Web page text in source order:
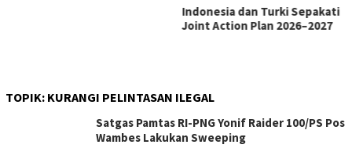
Satgas PRR Pacu Realisasi
Tambahan TKD Aceh Rp1,65
TOPIK: KURANGI PELINTASAN ILEGAL
Satgas Pamtas RI-PNG Yonif Raider 100/PS Pos
Wambes Lakukan Sweeping